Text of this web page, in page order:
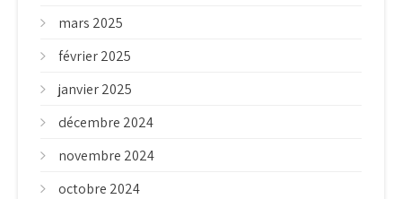
mars 2025
février 2025
janvier 2025
décembre 2024
novembre 2024
octobre 2024